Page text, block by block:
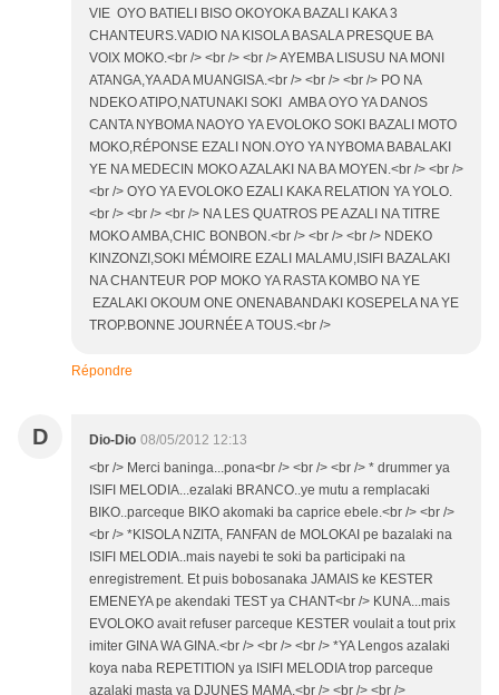
VIE OYO BATIELI BISO OKOYOKA BAZALI KAKA 3
CHANTEURS.VADIO NA KISOLA BASALA PRESQUE BA
VOIX MOKO.<br /> <br /> <br /> AYEMBA LISUSU NA MONI
ATANGA,YA ADA MUANGISA.<br /> <br /> <br /> PO NA
NDEKO ATIPO,NATUNAKI SOKI AMBA OYO YA DANOS
CANTA NYBOMA NAOYO YA EVOLOKO SOKI BAZALI MOTO
MOKO,RÉPONSE EZALI NON.OYO YA NYBOMA BABALAKI
YE NA MEDECIN MOKO AZALAKI NA BA MOYEN.<br /> <br />
<br /> OYO YA EVOLOKO EZALI KAKA RELATION YA YOLO.
<br /> <br /> <br /> NA LES QUATROS PE AZALI NA TITRE
MOKO AMBA,CHIC BONBON.<br /> <br /> <br /> NDEKO
KINZONZI,SOKI MÉMOIRE EZALI MALAMU,ISIFI BAZALAKI
NA CHANTEUR POP MOKO YA RASTA KOMBO NA YE
EZALAKI OKOUM ONE ONENABANDAKI KOSEPELA NA YE
TROP.BONNE JOURNÉE A TOUS.<br />
Répondre
D Dio-Dio 08/05/2012 12:13
<br /> Merci baninga...pona<br /> <br /> <br /> * drummer ya
ISIFI MELODIA...ezalaki BRANCO..ye mutu a remplacaki
BIKO..parceque BIKO akomaki ba caprice ebele.<br /> <br />
<br /> *KISOLA NZITA, FANFAN de MOLOKAI pe bazalaki na
ISIFI MELODIA..mais nayebi te soki ba participaki na
enregistrement. Et puis bobosanaka JAMAIS ke KESTER
EMENEYA pe akendaki TEST ya CHANT<br /> KUNA...mais
EVOLOKO avait refuser parceque KESTER voulait a tout prix
imiter GINA WA GINA.<br /> <br /> <br /> *YA Lengos azalaki
koya naba REPETITION ya ISIFI MELODIA trop parceque
azalaki masta ya DJUNES MAMA.<br /> <br /> <br />